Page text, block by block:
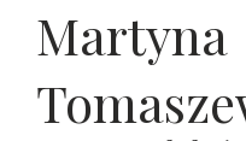
Martyna